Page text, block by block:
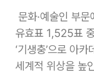
문화·예술인 부
유효표 1,525표
‘기생충’으로 아
세계적 위상을 높